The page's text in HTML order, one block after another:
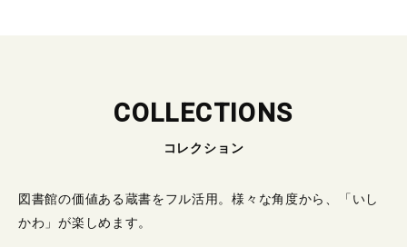
COLLECTIONS
コレクション
図書館の価値ある蔵書をフル活用。様々な角度から、「いし
かわ」が楽しめます。